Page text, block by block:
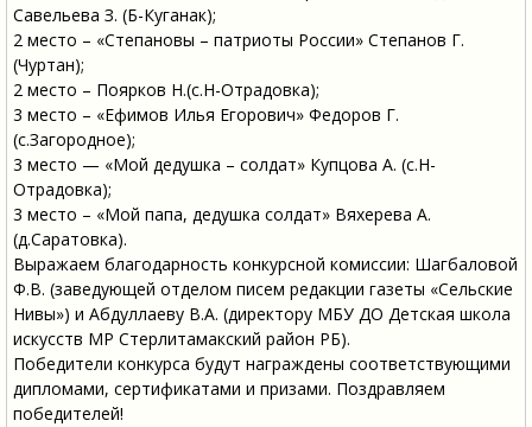
Савельева З. (Б-Куганак);
2 место – «Степановы – патриоты России» Степанов Г.
(Чуртан);
2 место – Поярков Н.(с.Н-Отрадовка);
3 место – «Ефимов Илья Егорович» Федоров Г.
(с.Загородное);
3 место — «Мой дедушка – солдат» Купцова А. (с.Н-
Отрадовка);
3 место – «Мой папа, дедушка солдат» Вяхерева А.
(д.Саратовка).
Выражаем благодарность конкурсной комиссии: Шагбаловой
Ф.В. (заведующей отделом писем редакции газеты «Сельские
Нивы») и Абдуллаеву В.А. (директору МБУ ДО Детская школа
искусств МР Стерлитамакский район РБ).
Победители конкурса будут награждены соответствующими
дипломами, сертификатами и призами. Поздравляем
победителей!